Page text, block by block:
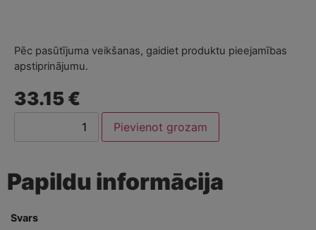
Pēc pasūtījuma veikšanas, gaidiet produktu pieejamības
apstiprinājumu.
33.15 €
Pievienot grozam
Papildu informācija
Svars